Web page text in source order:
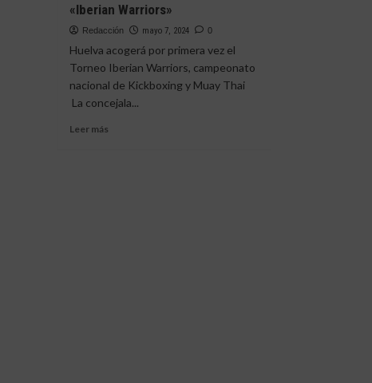
«Iberian Warriors»
Redacción mayo 7, 2024 0
Huelva acogerá por primera vez el
Torneo Iberian Warriors, campeonato
nacional de Kickboxing y Muay Thai
La concejala...
Leer más